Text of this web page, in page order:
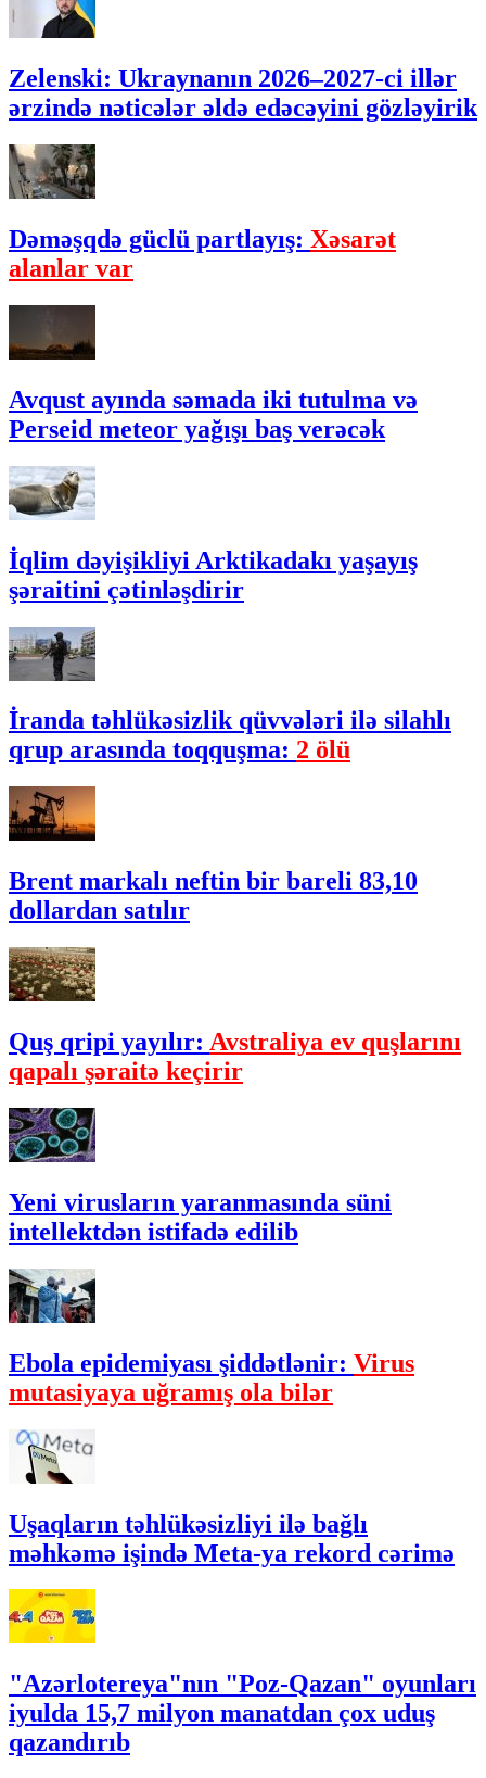
Zelenski: Ukraynanın 2026–2027-ci illər
ərzində nəticələr əldə edəcəyini gözləyirik
Dəməşqdə güclü partlayış: Xəsarət
alanlar var
Avqust ayında səmada iki tutulma və
Perseid meteor yağışı baş verəcək
İqlim dəyişikliyi Arktikadakı yaşayış
şəraitini çətinləşdirir
İranda təhlükəsizlik qüvvələri ilə silahlı
qrup arasında toqquşma: 2 ölü
Brent markalı neftin bir bareli 83,10
dollardan satılır
Quş qripi yayılır: Avstraliya ev quşlarını
qapalı şəraitə keçirir
Yeni virusların yaranmasında süni
intellektdən istifadə edilib
Ebola epidemiyası şiddətlənir: Virus
mutasiyaya uğramış ola bilər
Uşaqların təhlükəsizliyi ilə bağlı
məhkəmə işində Meta-ya rekord cərimə
"Azərlotereya"nın "Poz-Qazan" oyunları
iyulda 15,7 milyon manatdan çox uduş
qazandırıb